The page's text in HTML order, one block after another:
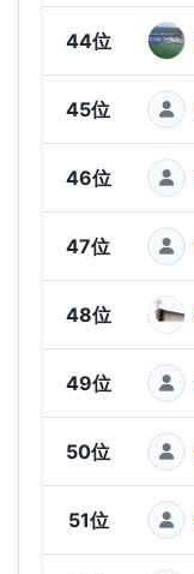
44位
45位
46位
47位
48位
49位
50位
51位